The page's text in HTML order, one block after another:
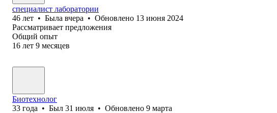
специалист лаборатории
46 лет • Была вчера • Обновлено 13 июня 2024
Рассматривает предложения
Общий опыт
16 лет 9 месяцев
Биотехнолог
33 года • Был 31 июля • Обновлено 9 марта